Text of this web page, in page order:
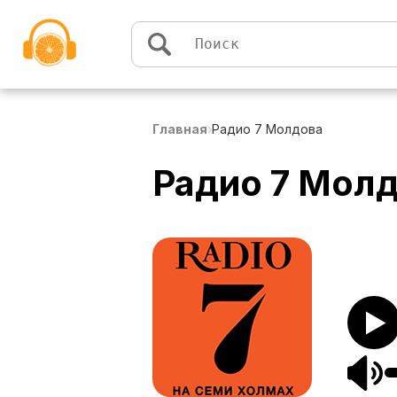
Главная›Радио 7 Молдова
Радио 7